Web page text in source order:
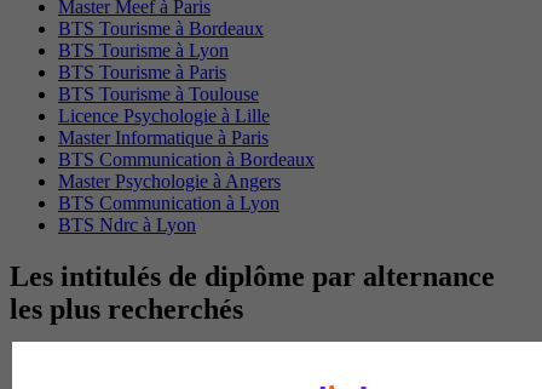
Master Meef à Paris
BTS Tourisme à Bordeaux
BTS Tourisme à Lyon
BTS Tourisme à Paris
BTS Tourisme à Toulouse
Licence Psychologie à Lille
Master Informatique à Paris
BTS Communication à Bordeaux
Master Psychologie à Angers
BTS Communication à Lyon
BTS Ndrc à Lyon
Les intitulés de diplôme par alternance
les plus recherchés